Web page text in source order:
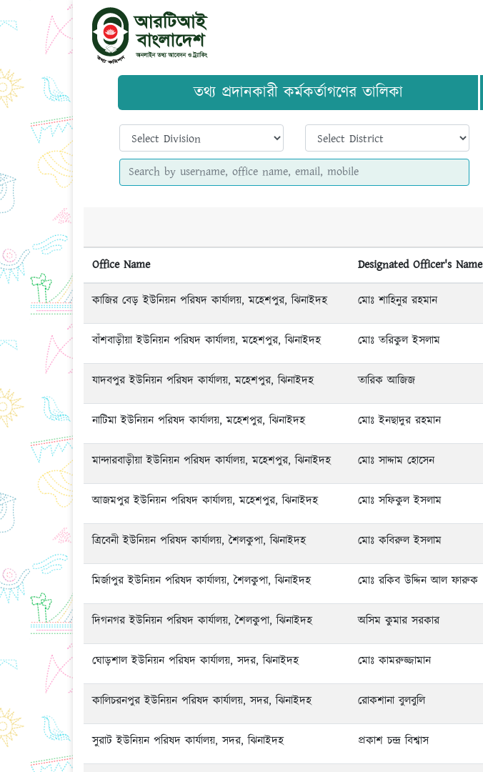
তথ্য প্রদানকারী কর্মকর্তাগণের তালিকা
Office Name Designated Officer's Name
কাজির বেড় ইউনিয়ন পরিষদ কার্যালয়, মহেশপুর, ঝিনাইদহ মোঃ শাহিনুর রহমান
বাঁশবাড়ীয়া ইউনিয়ন পরিষদ কার্যালয়, মহেশপুর, ঝিনাইদহ মোঃ তরিকুল ইসলাম
যাদবপুর ইউনিয়ন পরিষদ কার্যালয়, মহেশপুর, ঝিনাইদহ তারিক আজিজ
নাটিমা ইউনিয়ন পরিষদ কার্যালয়, মহেশপুর, ঝিনাইদহ মোঃ ইনছাদুর রহমান
মান্দারবাড়ীয়া ইউনিয়ন পরিষদ কার্যালয়, মহেশপুর, ঝিনাইদহ মোঃ সাদ্দাম হোসেন
আজমপুর ইউনিয়ন পরিষদ কার্যালয়, মহেশপুর, ঝিনাইদহ মোঃ সফিকুল ইসলাম
ত্রিবেনী ইউনিয়ন পরিষদ কার্যালয়, শৈলকুপা, ঝিনাইদহ মোঃ কবিরুল ইসলাম
মির্জাপুর ইউনিয়ন পরিষদ কার্যালয়, শৈলকুপা, ঝিনাইদহ মোঃ রকিব উদ্দিন আল ফারুক
দিগনগর ইউনিয়ন পরিষদ কার্যালয়, শৈলকুপা, ঝিনাইদহ অসিম কুমার সরকার
ঘোড়শাল ইউনিয়ন পরিষদ কার্যালয়, সদর, ঝিনাইদহ মোঃ কামরুজ্জামান
কালিচরনপুর ইউনিয়ন পরিষদ কার্যালয়, সদর, ঝিনাইদহ রোকশানা বুলবুলি
সুরাট ইউনিয়ন পরিষদ কার্যালয়, সদর, ঝিনাইদহ প্রকাশ চন্দ্র বিশ্বাস